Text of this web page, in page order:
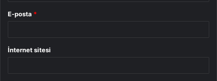
E-posta *
İnternet sitesi